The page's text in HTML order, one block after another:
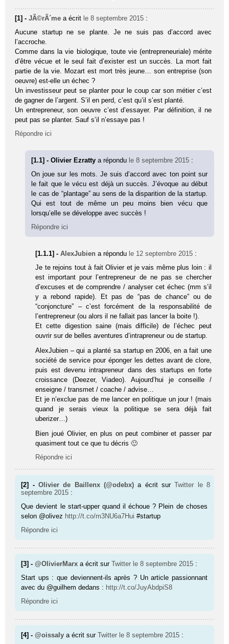
[1] -JÃ©rÃ´me a écrit le 8 septembre 2015 :
Aucune startup ne se plante. Je ne suis pas d’accord avec
l’accroche.
Comme dans la vie biologique, toute vie (entrepreneuriale) mérite
d’être vécue et le seul fait d’exister est un succès. La mort fait
partie de la vie. Mozart est mort très jeune… son entreprise (son
oeuvre) est-elle un échec ?
Un investisseur peut se planter pour le coup car son métier c’est
de gagner de l’argent. S’il en perd, c’est qu’il s’est planté.
Un entrepreneur, son oeuvre c’est d’essayer. Par définition, il ne
peut pas se planter. Sauf s’il n’essaye pas !
Répondre ici
[1.1] - Olivier Ezrattya répondu le 8 septembre 2015 :
On joue sur les mots. Je suis d’accord avec ton point sur
le fait que le vécu est déjà un succès. J’évoque au début
le cas de “plantage” au sens de la disparition de la startup.
Qui est tout de même un peu moins bien vécu que
lorsqu’elle se développe avec succès !
Répondre ici
[1.1.1] -AlexJubien a répondu le 12 septembre 2015 :
Je te rejoins tout à fait Olivier et je vais même plus loin : il
est important pour l’entrepreneur de ne pas se chercher
d’excuses et de comprendre / analyser cet échec (mm s’il
y a rebond rapide). Et pas de “pas de chance” ou de
“conjoncture” – c’est forcément de la responsabilité de
l’entrepreneur (ou alors il ne fallait pas lancer la boite !).
Et cette digestion saine (mais difficile) de l’échec peut
ouvrir sur de belles aventures d’intrapreneur ou de startup.
AlexJubien – qui a planté sa startup en 2006, en a fait une
société de service pour éponger les dettes avant de clore,
puis est devenu intrapreneur dans des startups en forte
croissance (Deezer, Viadeo). Aujourd’hui je conseille /
enseigne / transmet / coache / advise…
Et je n’exclue pas de me lancer en politique un jour ! (mais
quand je serais vieux la politique se sera déjà fait
uberizer…)
Bien joué Olivier, en plus on peut combiner et passer par
quasiment tout ce que tu décris 🙂
Répondre ici
[2] - Olivier de Baillenx (@odebx) a écrit surTwitter
le 8
septembre 2015 :
Que devient le start-upper quand il échoue ? Plein de choses
selon @olivez http://t.co/m3NU6a7Hui #startup
Répondre ici
[3] -@OlivierMarx a écrit surTwitter le 8 septembre 2015 :
Start ups : que deviennent-ils après ? Un article passionnant
avec du @guilhem dedans : http://t.co/JuyAbdpiS8
Répondre ici
[4] -@oissaly a écrit surTwitter le 8 septembre 2015 :